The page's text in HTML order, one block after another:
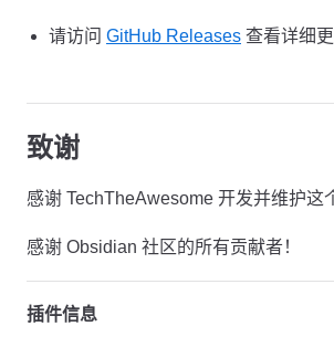
请访问 GitHub Releases 查看详细
致谢
感谢 TechTheAwesome 开发并维护这
感谢 Obsidian 社区的所有贡献者！
插件信息